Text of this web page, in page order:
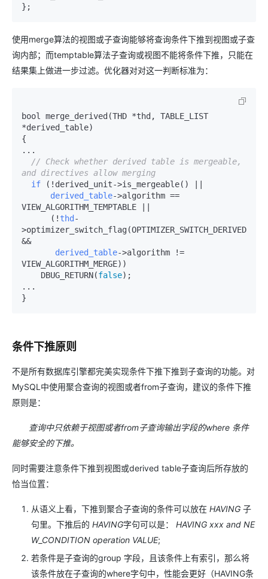
使用merge算法的视图或子查询能够将查询条件下推到视图或子查
询内部；而temptable算法子查询或视图不能将条件下推，只能在
结果集上做进一步过滤。优化器对对这一判断标准为：
bool merge_derived(THD *thd, TABLE_LIST
*derived_table)
{
...
// Check whether derived table is mergeable,
and directives allow merging
if (!derived_unit->is_mergeable() ||
derived_table->algorithm ==
VIEW_ALGORITHM_TEMPTABLE ||
      (!
thd -
>
&&
derived_table->algorithm !=
VIEW_ALGORITHM_MERGE))
    DBUG_RETURN(
false);
...
条件下推原则
不是所有数据库引擎都完美实现条件下推下推到子查询的功能。对
MySQL中使用聚合查询的视图或者from子查询，建议的条件下推
原则是：
查询中只依赖于视图或者from子查询输出字段的where 条件
能够安全的下推。
同时需要注意条件下推到视图或derived table子查询后所存放的
恰当位置：
从语义上看，下推到聚合子查询的条件可以放在 HAVING 子
句里。下推后的 HAVING字句可以是： HAVING xxx and NE
W_CONDITION operation VALUE;
若条件是子查询的group 字段，且该条件上有索引，那么将
该条件放在子查询的where字句中，性能会更好（HAVING条